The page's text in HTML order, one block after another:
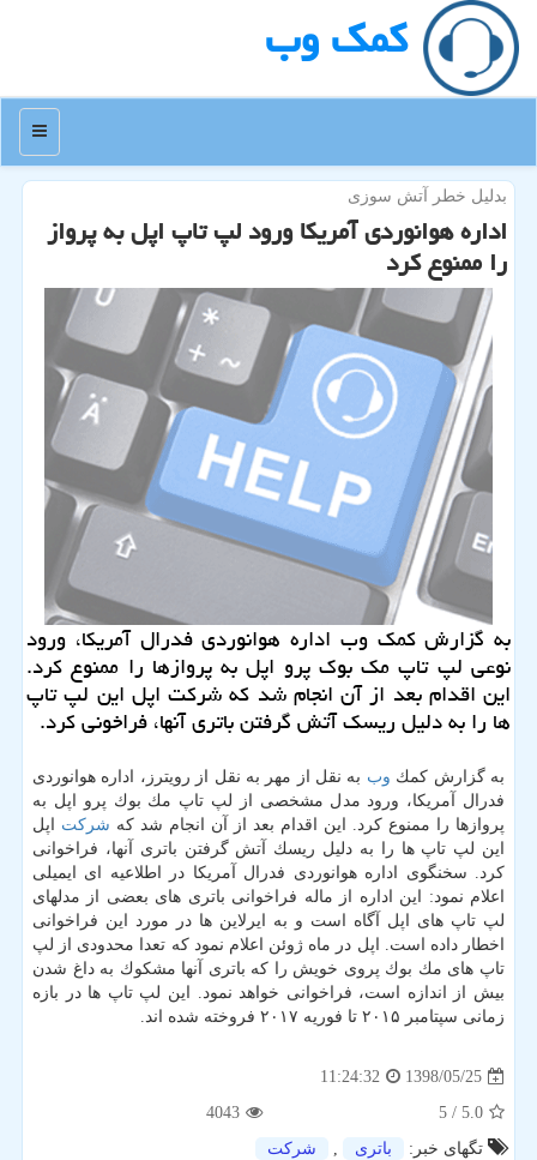
كمك وب
منو
بدلیل خطر آتش سوزی
اداره هوانوردی آمریكا ورود لپ تاپ اپل به پرواز
را ممنوع كرد
به گزارش كمك وب اداره هوانوردی فدرال آمریكا، ورود
نوعی لپ تاپ مك بوك پرو اپل به پروازها را ممنوع كرد.
این اقدام بعد از آن انجام شد كه شركت اپل این لپ تاپ
ها را به دلیل ریسك آتش گرفتن باتری آنها، فراخونی كرد.
به گزارش كمك وب به نقل از مهر به نقل از رویترز، اداره هوانوردی
فدرال آمریكا، ورود مدل مشخصی از لپ تاپ مك بوك پرو اپل به
پروازها را ممنوع كرد. این اقدام بعد از آن انجام شد كه شركت اپل
این لپ تاپ ها را به دلیل ریسك آتش گرفتن باتری آنها، فراخوانی
كرد. سخنگوی اداره هوانوردی فدرال آمریكا در اطلاعیه ای ایمیلی
اعلام نمود: این اداره از ماله فراخوانی باتری های بعضی از مدلهای
لپ تاپ های اپل آگاه است و به ایرلاین ها در مورد این فراخوانی
اخطار داده است. اپل در ماه ژوئن اعلام نمود كه تعدا محدودی از لپ
تاپ های مك بوك پروی خویش را كه باتری آنها مشكوك به داغ شدن
بیش از اندازه است، فراخوانی خواهد نمود. این لپ تاپ ها در بازه
زمانی سپتامبر ۲۰۱۵ تا فوریه ۲۰۱۷ فروخته شده اند.
1398/05/25
11:24:32
5.0
/ 5
4043
تگهای خبر:
باتری , شركت